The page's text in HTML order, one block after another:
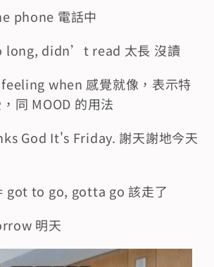
phone 電話中
long, didn’t read 太長 沒讀
when 感覺就像，表示特
同 MOOD 的用法
God It's Friday. 謝天謝地今天
got to go, gotta go 該走了
明天